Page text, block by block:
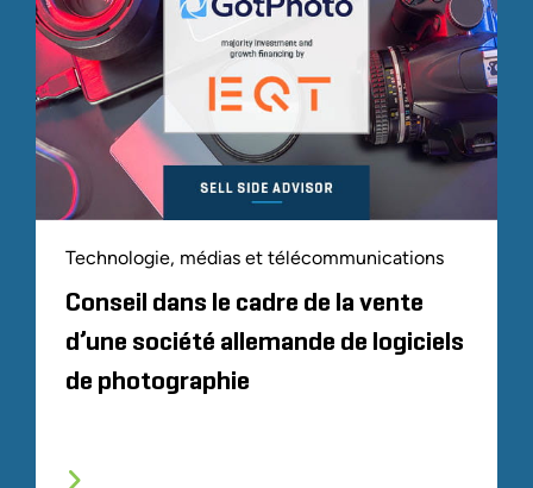
Technologie, médias et télécommunications
Conseil dans le cadre de la vente
d’une société allemande de logiciels
de photographie